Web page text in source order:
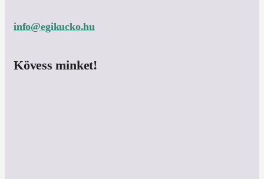
info@egikucko.hu
Kövess minket!